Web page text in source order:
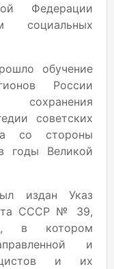
Федерации
социальных
обучение
России
сохранения
советских
со стороны
годы Великой
издан Указ
СССР № 39,
в котором
и
и их